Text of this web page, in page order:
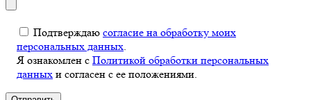
Подтверждаю согласие на обработку моих
персональных данных
Я ознакомлен с Политикой обработки персональных
данных и согласен с ее положениями.